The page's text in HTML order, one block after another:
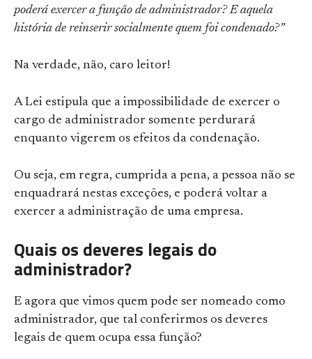
poderá exercer a função de administrador? E aquela
história de reinserir socialmente quem foi condenado?”
Na verdade, não, caro leitor!
A Lei estipula que a impossibilidade de exercer o
cargo de administrador somente perdurará
enquanto vigerem os efeitos da condenação.
Ou seja, em regra, cumprida a pena, a pessoa não se
enquadrará nestas exceções, e poderá voltar a
exercer a administração de uma empresa.
Quais os deveres legais do
administrador?
E agora que vimos quem pode ser nomeado como
administrador, que tal conferirmos os deveres
legais de quem ocupa essa função?